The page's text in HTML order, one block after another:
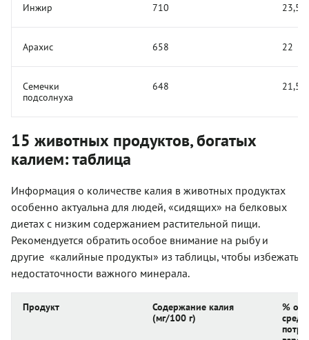
Инжир 710 23,5
Арахис 658 22
Семечки
подсолнуха
648 21,5
15 животных продуктов, богатых
калием: таблица
Информация о количестве калия в животных продуктах
особенно актуальна для людей, «сидящих» на белковых
диетах с низким содержанием растительной пищи.
Рекомендуется обратить особое внимание на рыбу и
другие «калийные продукты» из таблицы, чтобы избежать
недостаточности важного минерала.
Продукт
Содержание калия
(мг/100 г)
% от